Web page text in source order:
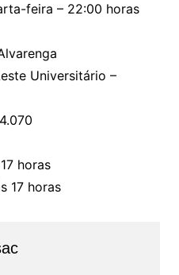
feira – 22:00 horas
Universitário –
horas
17 horas